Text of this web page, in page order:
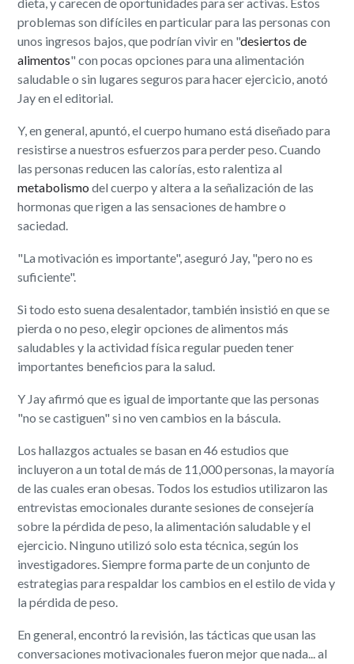
problemas son difíciles en particular para las personas con
unos ingresos bajos, que podrían vivir en "desiertos de
alimentos" con pocas opciones para una alimentación
saludable o sin lugares seguros para hacer ejercicio, anotó
Jay en el editorial.
Y, en general, apuntó, el cuerpo humano está diseñado para
resistirse a nuestros esfuerzos para perder peso. Cuando
las personas reducen las calorías, esto ralentiza al
metabolismo del cuerpo y altera a la señalización de las
hormonas que rigen a las sensaciones de hambre o
saciedad.
"La motivación es importante", aseguró Jay, "pero no es
suficiente".
Si todo esto suena desalentador, también insistió en que se
pierda o no peso, elegir opciones de alimentos más
saludables y la actividad física regular pueden tener
importantes beneficios para la salud.
Y Jay afirmó que es igual de importante que las personas
"no se castiguen" si no ven cambios en la báscula.
Los hallazgos actuales se basan en 46 estudios que
incluyeron a un total de más de 11,000 personas, la mayoría
de las cuales eran obesas. Todos los estudios utilizaron las
entrevistas emocionales durante sesiones de consejería
sobre la pérdida de peso, la alimentación saludable y el
ejercicio. Ninguno utilizó solo esta técnica, según los
investigadores. Siempre forma parte de un conjunto de
estrategias para respaldar los cambios en el estilo de vida y
la pérdida de peso.
En general, encontró la revisión, las tácticas que usan las
conversaciones motivacionales fueron mejor que nada... al